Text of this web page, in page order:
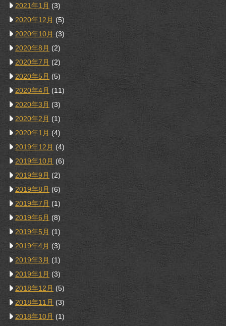
2021年1月 (3)
2020年12月 (5)
2020年10月 (3)
2020年8月 (2)
2020年7月 (2)
2020年5月 (5)
2020年4月 (11)
2020年3月 (3)
2020年2月 (1)
2020年1月 (4)
2019年12月 (4)
2019年10月 (6)
2019年9月 (2)
2019年8月 (6)
2019年7月 (1)
2019年6月 (8)
2019年5月 (1)
2019年4月 (3)
2019年3月 (1)
2019年1月 (3)
2018年12月 (5)
2018年11月 (3)
2018年10月 (1)